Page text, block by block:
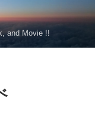
and Movie !!